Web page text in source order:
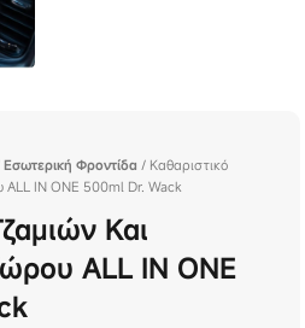
Εσωτερική Φροντίδα / Καθαριστικό
ALL IN ONE 500ml Dr. Wack
Και
ALL IN ONE